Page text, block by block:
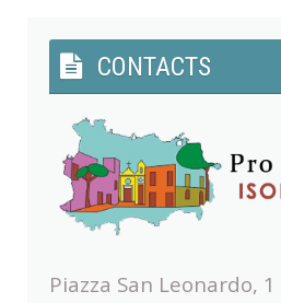
CONTACTS
Piazza San Leonardo, 1